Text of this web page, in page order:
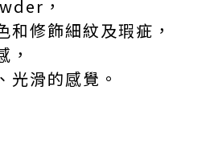
，
和修飾細紋及瑕疵，
，
光滑的感覺。